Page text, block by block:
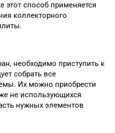
этот способ применяется
коллекторного
необходимо приступить к
собрать все
Их можно приобрести
не использующихся
нужных элементов